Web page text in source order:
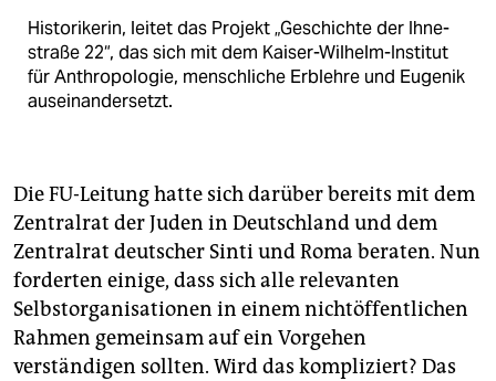
Historikerin, leitet das Projekt „Geschichte der Ihne­
straße 22“, das sich mit dem Kaiser-Wilhelm-­Institut
für Anthropologie, menschliche Erblehre und Eugenik
ausei­nandersetzt.
Die FU-Leitung hatte sich darüber bereits mit dem
Zentralrat der Juden in Deutschland und dem
Zentralrat deutscher Sinti und Roma beraten. Nun
forderten einige, dass sich alle relevanten
Selbstorganisationen in einem nichtöffentlichen
Rahmen gemeinsam auf ein Vorgehen
verständigen sollten. Wird das kompliziert? Das